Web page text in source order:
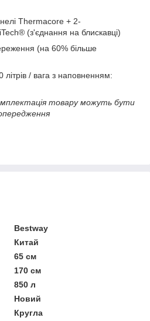
Thermacore + 2-
(з'єднання на блискавці)
(на 60% більше
/ вага з наповненням:
товару можуть бути
Bestway
Китай
65 см
170 см
850 л
Новий
Кругла